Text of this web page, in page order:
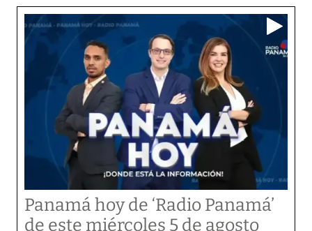
Panamá hoy de ‘Radio Panamá’
de este miércoles 5 de agosto